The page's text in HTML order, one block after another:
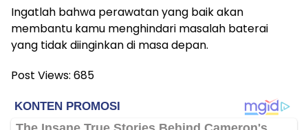
Ingatlah bahwa perawatan yang baik akan
membantu kamu menghindari masalah baterai
yang tidak diinginkan di masa depan.
Post Views: 685